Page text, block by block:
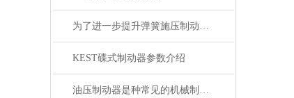
为了进一步提升弹簧施压制动器的性能和寿命，需注意以下几点
KEST碟式制动器参数介绍
油压制动器是种常见的机械制动装置